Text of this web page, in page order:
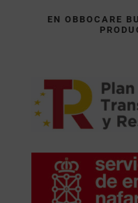
EN OBBOCARE